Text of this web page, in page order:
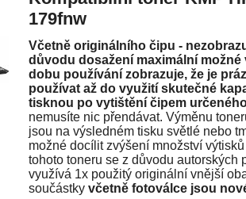
179fnw
Včetně originálního čipu -
důvodu dosažení maximální
dobu používání zobrazuje, že je
používat až do využití skutečné
tisknou po vytištění čipem
nemusíte nic přendávat. Výměnu
jsou na výsledném tisku světlé nebo
možné docílit zvýšení množství
tohoto toneru se z důvodu autorských
využívá 1x použitý originální vnější
součástky včetně fotoválce jsou